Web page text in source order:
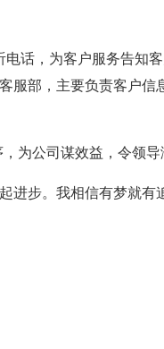
话，为客户服务告知
服部，主要负责客户信
公司谋效益，令领导
步。我相信有梦就有